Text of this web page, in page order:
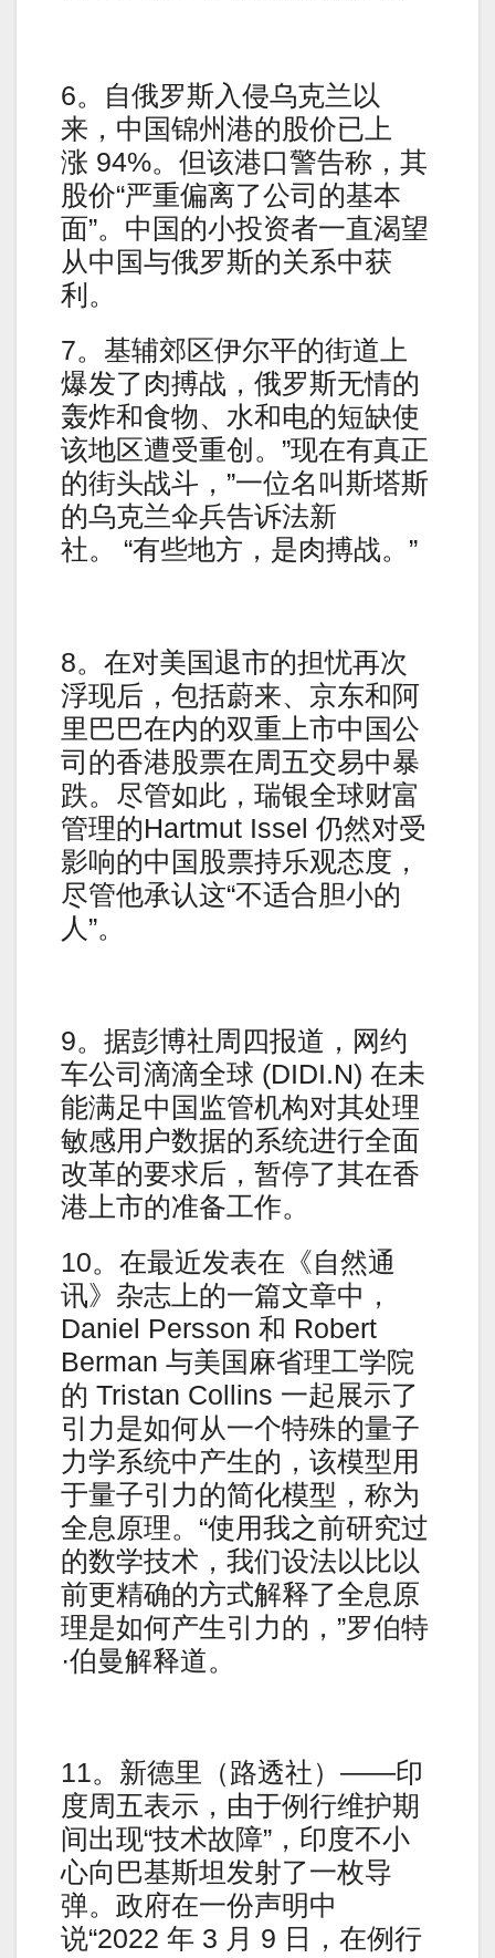
6。自俄罗斯入侵乌克兰以
来，中国锦州港的股价已上
涨 94%。但该港口警告称，其
股价“严重偏离了公司的基本
面”。中国的小投资者一直渴望
从中国与俄罗斯的关系中获
利。
7。基辅郊区伊尔平的街道上
爆发了肉搏战，俄罗斯无情的
轰炸和食物、水和电的短缺使
该地区遭受重创。”现在有真正
的街头战斗，”一位名叫斯塔斯
的乌克兰伞兵告诉法新
社。 “有些地方，是肉搏战。”
8。在对美国退市的担忧再次
浮现后，包括蔚来、京东和阿
里巴巴在内的双重上市中国公
司的香港股票在周五交易中暴
跌。尽管如此，瑞银全球财富
管理的Hartmut Issel 仍然对受
影响的中国股票持乐观态度，
尽管他承认这“不适合胆小的
人”。
9。据彭博社周四报道，网约
车公司滴滴全球 (DIDI.N) 在未
能满足中国监管机构对其处理
敏感用户数据的系统进行全面
改革的要求后，暂停了其在香
港上市的准备工作。
10。在最近发表在《自然通
讯》杂志上的一篇文章中，
Daniel Persson 和 Robert
Berman 与美国麻省理工学院
的 Tristan Collins 一起展示了
引力是如何从一个特殊的量子
力学系统中产生的，该模型用
于量子引力的简化模型，称为
全息原理。“使用我之前研究过
的数学技术，我们设法以比以
前更精确的方式解释了全息原
理是如何产生引力的，”罗伯特
·伯曼解释道。
11。新德里（路透社）——印
度周五表示，由于例行维护期
间出现“技术故障”，印度不小
心向巴基斯坦发射了一枚导
弹。政府在一份声明中
说“2022 年 3 月 9 日，在例行